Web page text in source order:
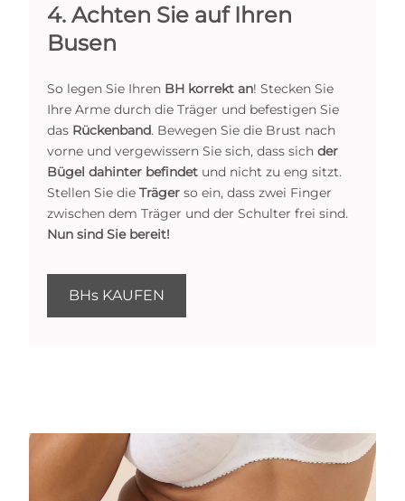
4. Achten Sie auf Ihren
Busen
So legen Sie Ihren BH korrekt an! Stecken Sie
Ihre Arme durch die Träger und befestigen Sie
das Rückenband. Bewegen Sie die Brust nach
vorne und vergewissern Sie sich, dass sich der
Bügel dahinter befindet und nicht zu eng sitzt.
Stellen Sie die Träger so ein, dass zwei Finger
zwischen dem Träger und der Schulter frei sind.
Nun sind Sie bereit!
BHs KAUFEN